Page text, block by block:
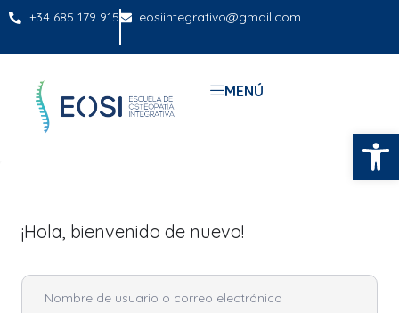
+34 685 179 915 eosiintegrativo@gmail.com
MENÚ
¡Hola, bienvenido de nuevo!